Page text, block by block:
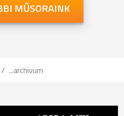
MŰSORAINK
...archivum